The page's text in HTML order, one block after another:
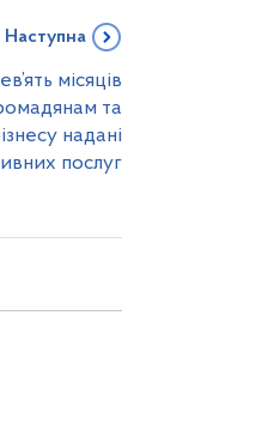
Наступна
місяців
та
надані
послуг